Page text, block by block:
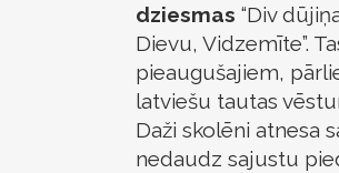
dziesmas “Div
Dievu, Vidzemīte”.
pieaugušajiem,
latviešu tautas
Daži skolēni atnesa
nedaudz sajustu